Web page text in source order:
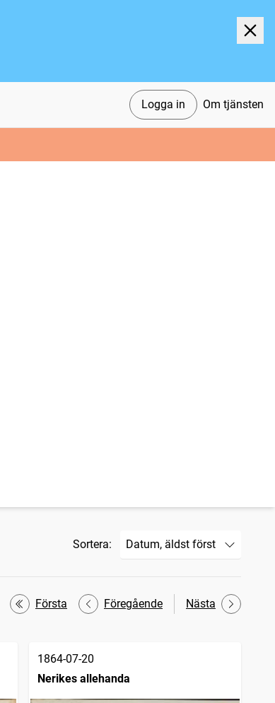
Logga in Om tjänsten
Sortera:
Första Föregående Nästa
1864-07-20
Nerikes allehanda